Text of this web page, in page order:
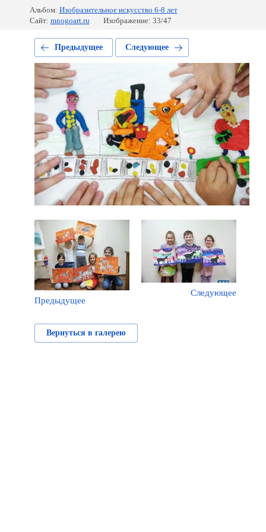
Альбом: Изобразительное искусство 6-8 лет
Сайт: mnogoart.ru Изображение: 33/47
Предыдущее Следующее
Предыдущее
Следующее
Вернуться в галерею